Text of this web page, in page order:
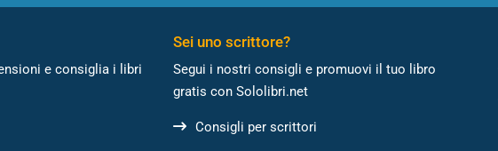
e consiglia i libri
Sei uno scrittore?
Segui i nostri consigli e promuovi il tuo libro
gratis con Sololibri.net
Consigli per scrittori